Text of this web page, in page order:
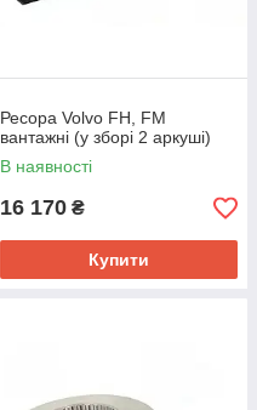
Ресора Volvo FH, FM
вантажні (у зборі 2 аркуші)
В наявності
16 170 ₴
Купити